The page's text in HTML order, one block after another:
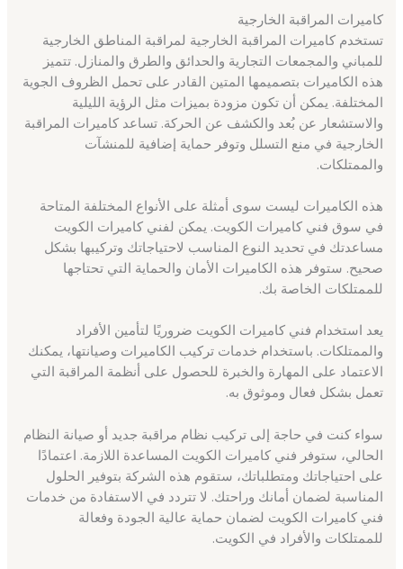
كاميرات المراقبة الخارجية
تستخدم كاميرات المراقبة الخارجية لمراقبة المناطق الخارجية
للمباني والمجمعات التجارية والحدائق والطرق والمنازل. تتميز
هذه الكاميرات بتصميمها المتين القادر على تحمل الظروف الجوية
المختلفة. يمكن أن تكون مزودة بميزات مثل الرؤية الليلية
والاستشعار عن بُعد والكشف عن الحركة. تساعد كاميرات المراقبة
الخارجية في منع التسلل وتوفر حماية إضافية للمنشآت
والممتلكات.
هذه الكاميرات ليست سوى أمثلة على الأنواع المختلفة المتاحة
في سوق فني كاميرات الكويت. يمكن لفني كاميرات الكويت
مساعدتك في تحديد النوع المناسب لاحتياجاتك وتركيبها بشكل
صحيح. ستوفر هذه الكاميرات الأمان والحماية التي تحتاجها
للممتلكات الخاصة بك.
يعد استخدام فني كاميرات الكويت ضروريًا لتأمين الأفراد
والممتلكات. باستخدام خدمات تركيب الكاميرات وصيانتها، يمكنك
الاعتماد على المهارة والخبرة للحصول على أنظمة المراقبة التي
تعمل بشكل فعال وموثوق به.
سواء كنت في حاجة إلى تركيب نظام مراقبة جديد أو صيانة النظام
الحالي، ستوفر فني كاميرات الكويت المساعدة اللازمة. اعتمادًا
على احتياجاتك ومتطلباتك، ستقوم هذه الشركة بتوفير الحلول
المناسبة لضمان أمانك وراحتك. لا تتردد في الاستفادة من خدمات
فني كاميرات الكويت لضمان حماية عالية الجودة وفعالة
للممتلكات والأفراد في الكويت.